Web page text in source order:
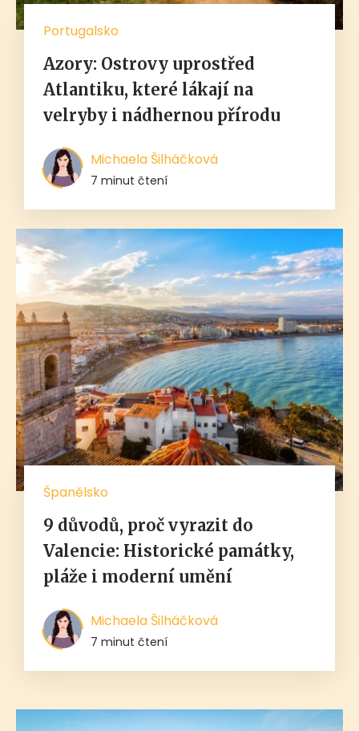
Portugalsko
Azory: Ostrovy uprostřed
Atlantiku, které lákají na
velryby i nádhernou přírodu
Michaela Šilháčková
7 minut čtení
Španělsko
9 důvodů, proč vyrazit do
Valencie: Historické památky,
pláže i moderní umění
Michaela Šilháčková
7 minut čtení